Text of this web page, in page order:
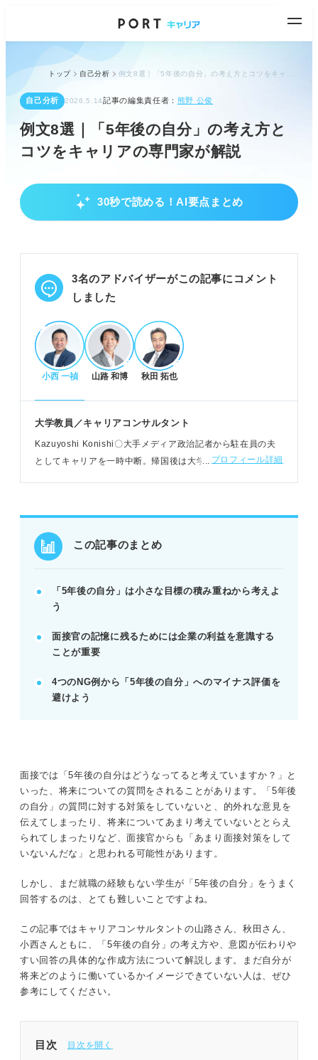
トップ 自己分析
自己分析 2026.5.14記事の編集責任者： 熊野 公俊
例文8選｜「5年後の自分」の考え方と
コツをキャリアの専門家が解説
30秒で読める！AI要点まとめ
企業が「5年後の自分」で知りたいこと
POINT：長期間働く意欲があるかどうかも見極めら
れる。
「5年後の自分」を具体化する準備と作成ステッ
プ
企業研究・自己分析で具体性を深める
OB・OG訪問でリアルな働き方を知る
例：社員を育成する立場や海外支店での活躍など、
具体的な例文を参考にできる。
企業の利益と主体性を意識した内容にする
自己PRや志望動機と一貫性を持たせる
容は避けるべき。
記事の該当箇所を見る
「5年後の自分」の回答は細かな目標の抽象化
企業が「5年後の自分」の質問から知りたい4
つのポイント
質問で好印象な答え方とは
※AIの特性上、間違いが含まれている場合があります。記事本文
と併せてご確認ください。
3名のアドバイザーがこの記事にコメント
しました
小西 一禎 山路 和博 秋田 拓也
大学教員／キャリアコンサルタント
Kazuyoshi Konishi〇大手メディア政治記者から駐在員の夫
としてキャリアを一時中断。帰国後は大学院でキャリア形成
プロフィール詳細
この記事のまとめ
「5年後の自分」は小さな目標の積み重ねから考えよ
う
面接官の記憶に残るためには企業の利益を意識する
ことが重要
4つのNG例から「5年後の自分」へのマイナス評価を
避けよう
面接では「5年後の自分はどうなってると考えていますか？」と
いった、将来についての質問をされることがあります。「5年後
の自分」の質問に対する対策をしていないと、的外れな意見を
伝えてしまったり、将来についてあまり考えていないととらえ
られてしまったりなど、面接官からも「あまり面接対策をして
いないんだな」と思われる可能性があります。
しかし、まだ就職の経験もない学生が「5年後の自分」をうまく
回答するのは、とても難しいことですよね。
この記事ではキャリアコンサルタントの山路さん、秋田さん、
小西さんともに、「5年後の自分」の考え方や、意図が伝わりや
すい回答の具体的な作成方法について解説します。まだ自分が
将来どのように働いているかイメージできていない人は、ぜひ
参考にしてください。
目次